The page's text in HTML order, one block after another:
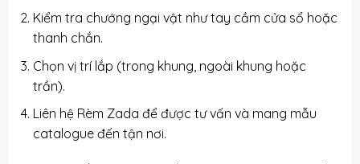
Kiểm tra chướng ngại vật như tay cầm cửa sổ hoặc
thanh chắn.
Chọn vị trí lắp (trong khung, ngoài khung hoặc
trần).
Liên hệ Rèm Zada để được tư vấn và mang mẫu
catalogue đến tận nơi.